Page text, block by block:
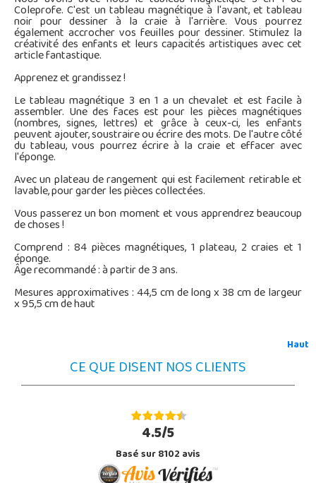
Coleprofe. C'est un tableau magnétique à l'avant, et tableau
noir pour dessiner à la craie à l'arrière. Vous pourrez
également accrocher vos feuilles pour dessiner. Stimulez la
créativité des enfants et leurs capacités artistiques avec cet
article fantastique.
Apprenez et grandissez !
Le tableau magnétique 3 en 1 a un chevalet et est facile à
assembler. Une des faces est pour les pièces magnétiques
(nombres, signes, lettres) et grâce à ceux-ci, les enfants
peuvent ajouter, soustraire ou écrire des mots. De l'autre côté
du tableau, vous pourrez écrire à la craie et effacer avec
l'éponge.
Avec un plateau de rangement qui est facilement retirable et
lavable, pour garder les pièces collectées.
Vous passerez un bon moment et vous apprendrez beaucoup
de choses !
Comprend : 84 pièces magnétiques, 1 plateau, 2 craies et 1
éponge.
Âge recommandé : à partir de 3 ans.
Mesures approximatives : 44,5 cm de long x 38 cm de largeur
x 95,5 cm de haut
Haut
CE QUE DISENT NOS CLIENTS
4.5/5
Basé sur 8102 avis